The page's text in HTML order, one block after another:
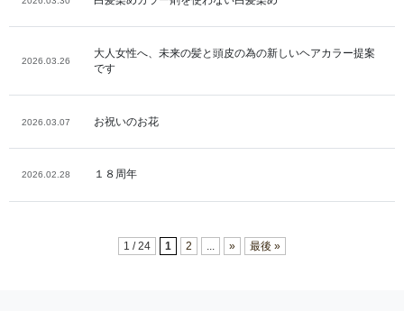
2026.03.26
大人女性へ、未来の髪と頭皮の為の新しいヘアカラー提案
です
2026.03.07 お祝いのお花
2026.02.28 １８周年
1 / 24 1 2 » 最後 »